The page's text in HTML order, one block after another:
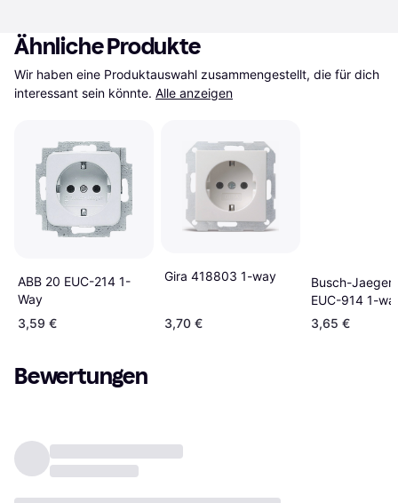
Ähnliche Produkte
Wir haben eine Produktauswahl zusammengestellt, die für dich
interessant sein könnte. Alle anzeigen
ABB 20 EUC-214 1-
Way
3,59 €
Gira 418803 1-way
3,70 €
Busch-Jaeger
EUC-914 1-
3,65 €
Bewertungen